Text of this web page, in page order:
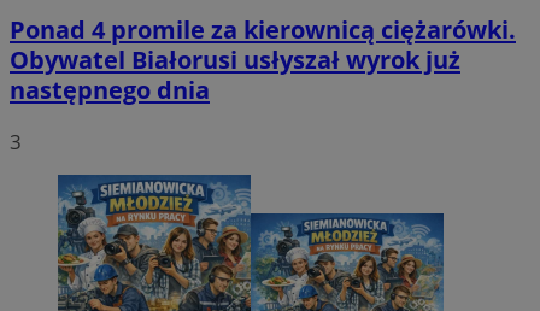
Ponad 4 promile za kierownicą ciężarówki.
Obywatel Białorusi usłyszał wyrok już
następnego dnia
3